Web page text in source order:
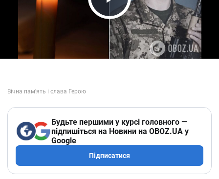
Play Video
Будьте першими у курсі головного —
підпишіться на Новини на OBOZ.UA у
Google
Підписатися